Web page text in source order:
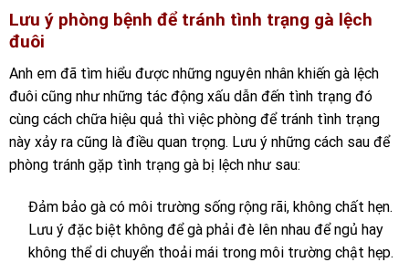
Lưu ý phòng bệnh để tránh tình trạng gà lệch
đuôi
Anh em đã tìm hiểu được những nguyên nhân khiến gà lệch
đuôi cũng như những tác động xấu dẫn đến tình trạng đó
cùng cách chữa hiệu quả thì việc phòng để tránh tình trạng
này xảy ra cũng là điều quan trọng. Lưu ý những cách sau để
phòng tránh gặp tình trạng gà bị lệch như sau:
Đảm bảo gà có môi trường sống rộng rãi, không chất hẹn.
Lưu ý đặc biệt không để gà phải đè lên nhau để ngủ hay
không thể di chuyển thoải mái trong môi trường chật hẹp.